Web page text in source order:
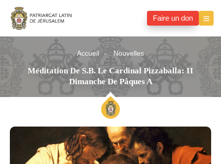
Faire un don
Accueil Nouvelles
Méditation De S.B. Le Cardinal Pizzaballa: II
Dimanche De Pâques A